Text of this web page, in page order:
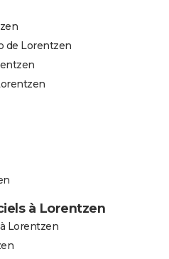
de Lorentzen
à Lorentzen
Lorentzen